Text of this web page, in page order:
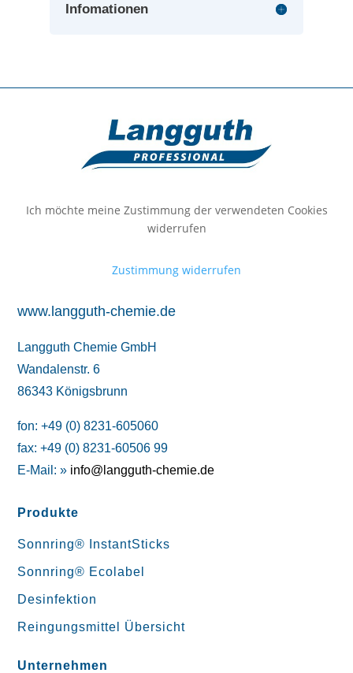
Infomationen
Ich möchte meine Zustimmung der verwendeten Cookies
widerrufen
Zustimmung widerrufen
www.langguth-chemie.de
Langguth Chemie GmbH
Wandalenstr. 6
86343 Königsbrunn
fon: +49 (0) 8231-605060
fax: +49 (0) 8231-60506 99
E-Mail: » info@langguth-chemie.de
Produkte
Sonnring® InstantSticks
Sonnring® Ecolabel
Desinfektion
Reingungsmittel Übersicht
Unternehmen